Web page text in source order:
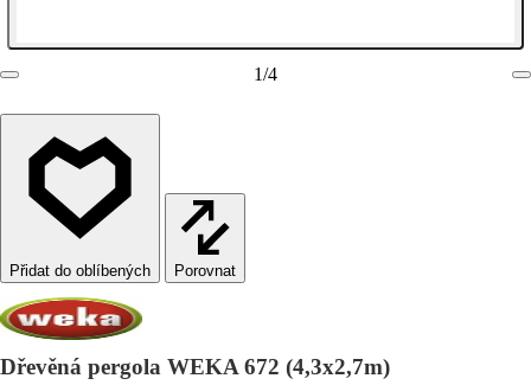
1/4
Porovnat
Dřevěná pergola WEKA 672 (4,3x2,7m)